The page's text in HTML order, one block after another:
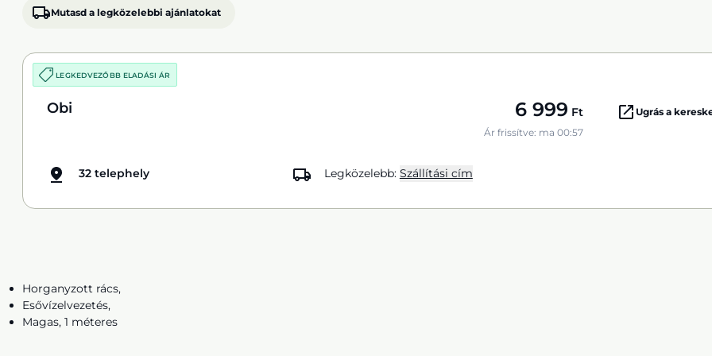
Mutasd a legközelebbi ajánlatokat
LEGKEDVEZŐBB ELADÁSI ÁR
Obi 6 999 Ft
Ár frissítve: ma 00:57
Ugrás a
32 telephely Legközelebb: Szállítási cím
Horganyzott rács,
Esővízelvezetés,
Magas, 1 méteres